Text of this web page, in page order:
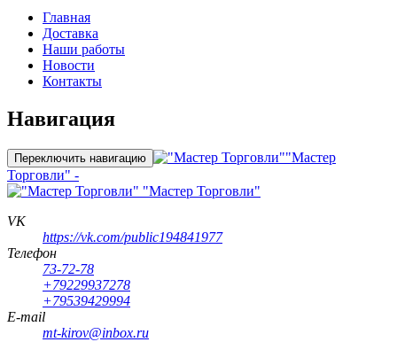
Главная
Доставка
Наши работы
Новости
Контакты
Навигация
Переключить навигацию
"Мастер
Торговли" -
"Мастер Торговли"
VK
https://vk.com/public194841977
Телефон
73-72-78
+79229937278
+79539429994
E-mail
mt-kirov@inbox.ru